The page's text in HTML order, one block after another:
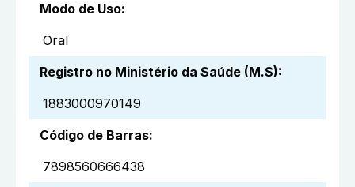
Modo de Uso:
Oral
Registro no Ministério da Saúde (M.S):
1883000970149
Código de Barras:
7898560666438